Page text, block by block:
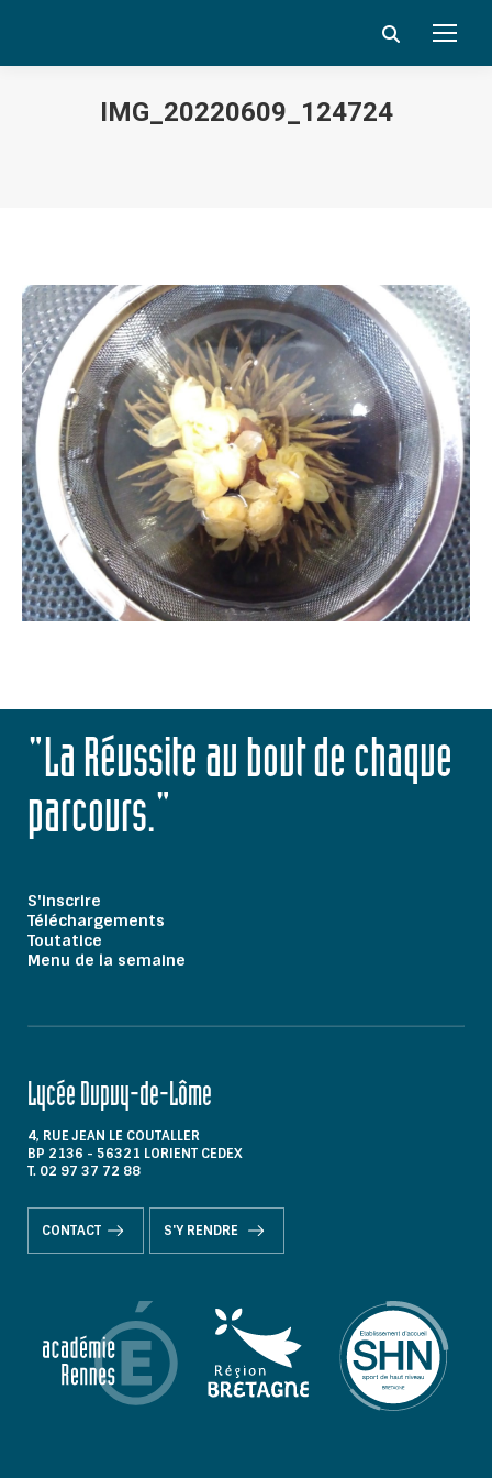
Search:
IMG_20220609_124724
"La Réussite au bout de chaque
parcours."
S'inscrire
Téléchargements
Toutatice
Menu de la semaine
Lycée Dupuy-de-Lôme
4, RUE JEAN LE COUTALLER
BP 2136 - 56321 LORIENT CEDEX
T. 02 97 37 72 88
CONTACT S'Y RENDRE